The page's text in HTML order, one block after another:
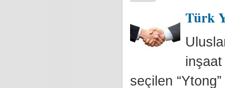
Türk
inşaat
seçilen